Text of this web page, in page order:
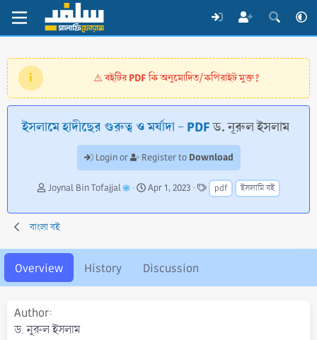
⚠️বইটির PDF কি অনুমোদিত/কপিরাইট মুক্ত?
ইসলামে হাদীছের গুরুত্ব ও মর্যাদা - PDFড. নূরুল ইসলাম
Login or Register to Download
A
t
h
r
Joynal Bin Tofajjal
C
e
i
o
Apr 1, 2023
T
a
g
pdf ইসলামি বই
বাংলা বই
Overview History Discussion
Author
ড. নূরুল ইসলাম